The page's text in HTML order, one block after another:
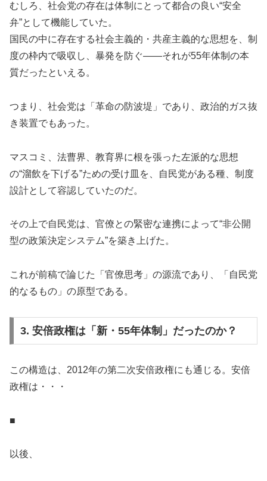
むしろ、社会党の存在は体制にとって都合の良い“安全
弁”として機能していた。
国民の中に存在する社会主義的・共産主義的な思想を、制
度の枠内で吸収し、暴発を防ぐ——それが55年体制の本
質だったといえる。
つまり、社会党は「革命の防波堤」であり、政治的ガス抜
き装置でもあった。
マスコミ、法曹界、教育界に根を張った左派的な思想
の“溜飲を下げる”ための受け皿を、自民党がある種、制度
設計として容認していたのだ。
その上で自民党は、官僚との緊密な連携によって“非公開
型の政策決定システム”を築き上げた。
これが前稿で論じた「官僚思考」の源流であり、「自民党
的なるもの」の原型である。
3. 安倍政権は「新・55年体制」だったのか？
この構造は、2012年の第二次安倍政権にも通じる。安倍
政権は・・・
■
以後、